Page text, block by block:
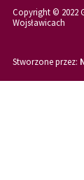
Copyright © 2022
Wojsławicach
Stworzone przez: